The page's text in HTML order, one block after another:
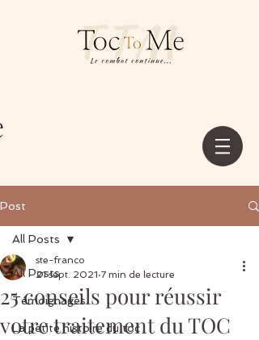
Post
All Posts
Témoignages
La petite histoire du toc
All Posts
25 conseils pour réussir
votre traitement du TOC
ste-franco
21 sept. 2021 7 min de lecture